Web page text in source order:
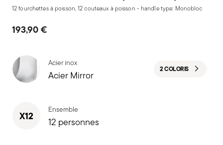
12 fourchettes à poisson, 12 couteaux à poisson - handle type: Monobloc
193,90 €
Acier inox
Acier Mirror 2 COLORIS
X12 Ensemble
12 personnes